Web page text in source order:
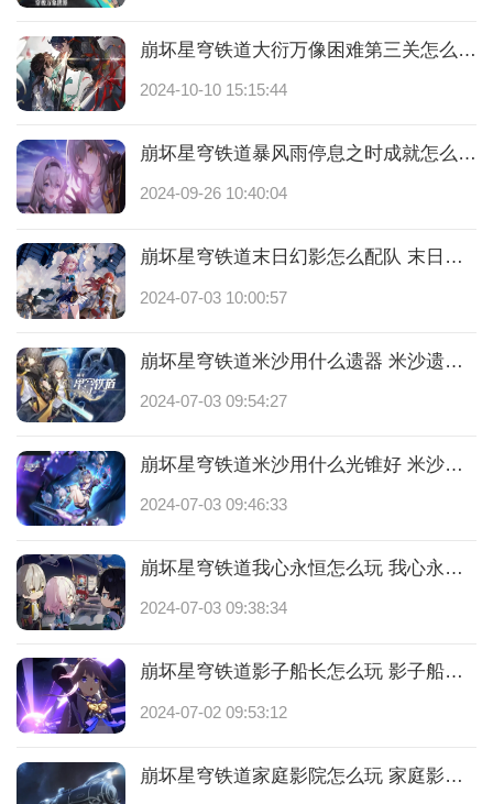
崩坏星穹铁道大衍万像困难第三关怎么过？
2024-10-10 15:15:44
崩坏星穹铁道暴风雨停息之时成就怎么达成？
2024-09-26 10:40:04
崩坏星穹铁道末日幻影怎么配队 末日幻影玩法攻略是什么
2024-07-03 10:00:57
崩坏星穹铁道米沙用什么遗器 米沙遗器搭配推荐
2024-07-03 09:54:27
崩坏星穹铁道米沙用什么光锥好 米沙光锥推荐
2024-07-03 09:46:33
崩坏星穹铁道我心永恒怎么玩 我心永恒攻略是什么
2024-07-03 09:38:34
崩坏星穹铁道影子船长怎么玩 影子船长攻略是什么
2024-07-02 09:53:12
崩坏星穹铁道家庭影院怎么玩 家庭影院攻略是什么